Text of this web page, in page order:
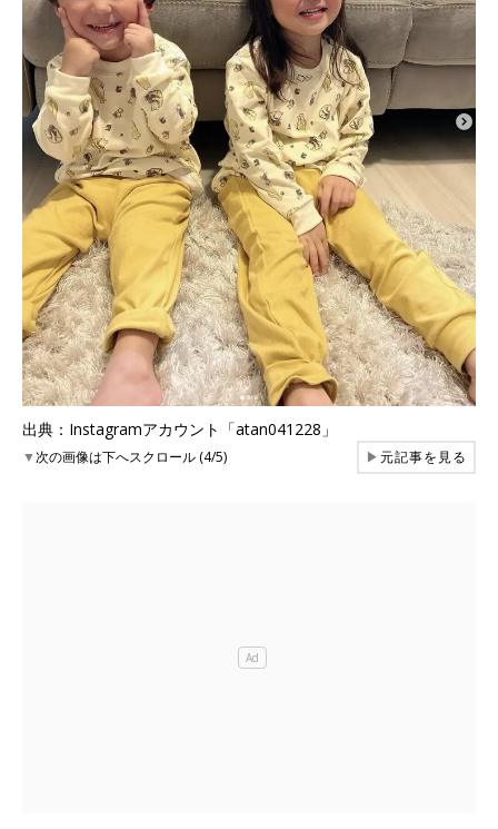
出典：Instagramアカウント「atan041228」
▼次の画像は下へスクロール (4/5) ▶元記事を見る